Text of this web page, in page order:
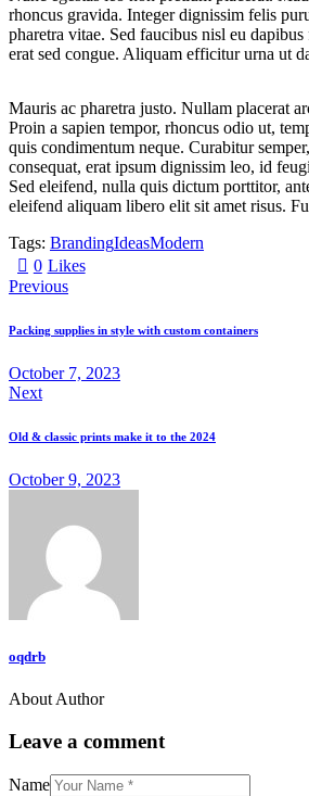
rhoncus gravida. Integer dignissim felis
pharetra vitae. Sed faucibus nisl eu
erat sed congue. Aliquam efficitur urna ut
Mauris ac pharetra justo. Nullam placerat
Proin a sapien tempor, rhoncus odio ut,
quis condimentum neque. Curabitur
consequat, erat ipsum dignissim leo, id
Sed eleifend, nulla quis dictum porttitor,
eleifend aliquam libero elit sit amet risus.
Tags: BrandingIdeasModern
0 Likes
Previous
Packing supplies in style with custom containers
October 7, 2023
Next
Old & classic prints make it to the 2024
October 9, 2023
oqdrb
About Author
Leave a comment
Name